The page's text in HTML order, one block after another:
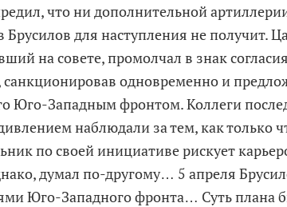
что ни дополнительной
Брусилов для наступления не получит.
на совете, промолчал в знак
одновременно и
Юго-Западным фронтом. Коллеги
наблюдали за тем, как только
по своей инициативе рискует
думал по-другому… 5 апреля
Юго-Западного фронта… Суть плана